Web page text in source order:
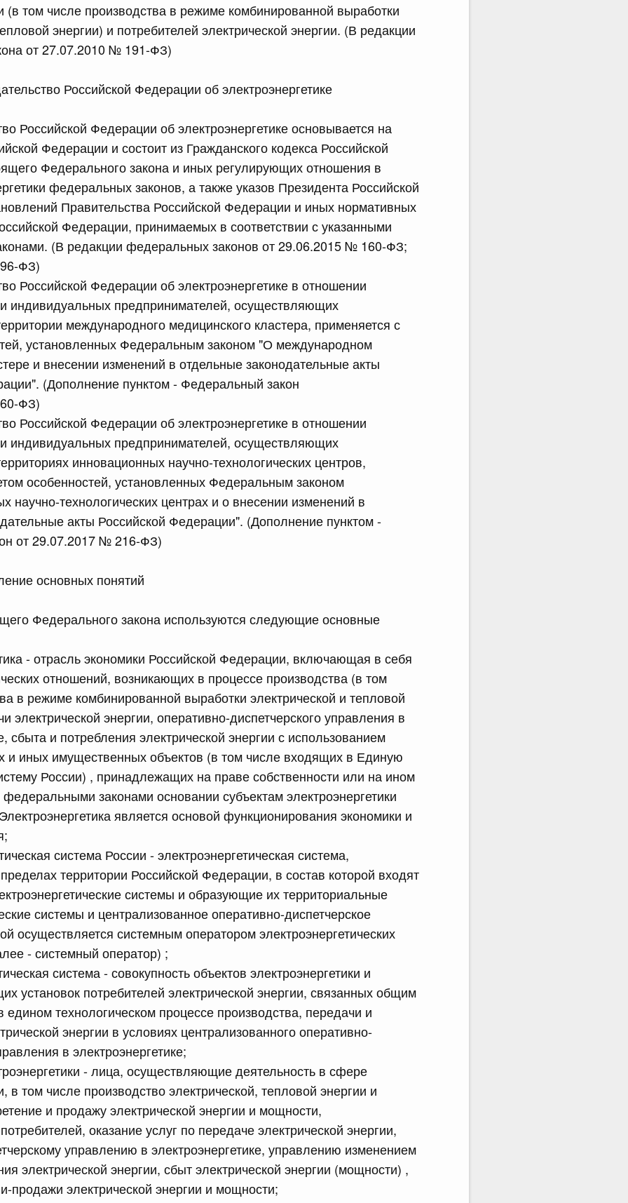
(в том числе производства в режиме комбинированной выработки
энергии) и потребителей электрической энергии. (В редакции
от 27.07.2010 № 191-ФЗ)
Российской Федерации об электроэнергетике
Российской Федерации об электроэнергетике основывается на
Федерации и состоит из Гражданского кодекса Российской
Федерального закона и иных регулирующих отношения в
федеральных законов, а также указов Президента Российской
Правительства Российской Федерации и иных нормативных
Федерации, принимаемых в соответствии с указанными
(В редакции федеральных законов от 29.06.2015 № 160-ФЗ;
ФЗ)
Российской Федерации об электроэнергетике в отношении
индивидуальных предпринимателей, осуществляющих
международного медицинского кластера, применяется с
установленных Федеральным законом "О международном
и внесении изменений в отдельные законодательные акты
(Дополнение пунктом - Федеральный закон
ФЗ)
Российской Федерации об электроэнергетике в отношении
индивидуальных предпринимателей, осуществляющих
инновационных научно-технологических центров,
особенностей, установленных Федеральным законом
научно-технологических центрах и о внесении изменений в
акты Российской Федерации". (Дополнение пунктом -
от 29.07.2017 № 216-ФЗ)
основных понятий
Федерального закона используются следующие основные
- отрасль экономики Российской Федерации, включающая в себя
отношений, возникающих в процессе производства (в том
в режиме комбинированной выработки электрической и тепловой
электрической энергии, оперативно-диспетчерского управления в
сбыта и потребления электрической энергии с использованием
и иных имущественных объектов (в том числе входящих в Единую
России) , принадлежащих на праве собственности или на ином
законами основании субъектам электроэнергетики
является основой функционирования экономики и
система России - электроэнергетическая система,
территории Российской Федерации, в состав которой входят
системы и образующие их территориальные
системы и централизованное оперативно-диспетчерское
осуществляется системным оператором электроэнергетических
- системный оператор) ;
система - совокупность объектов электроэнергетики и
установок потребителей электрической энергии, связанных общим
технологическом процессе производства, передачи и
энергии в условиях централизованного оперативно-
в электроэнергетике;
- лица, осуществляющие деятельность в сфере
в том числе производство электрической, тепловой энергии и
и продажу электрической энергии и мощности,
оказание услуг по передаче электрической энергии,
управлению в электроэнергетике, управлению изменением
электрической энергии, сбыт электрической энергии (мощности) ,
продажи электрической энергии и мощности;
Федерации от 22.07.2026 г. № 925
Российской Федерации
Федерации от 22.07.2026 г. № 922
Российской Федерации в сфере
июля, вторник
Федерации от 21.07.2026 г. № 917
Российской Федерации от 27 октября 2021
Федерации от 21.07.2026 г. № 916
Российской Федерации от 25 ноября 2025
Федерации от 21.07.2026 г. № 918
Российской Федерации от 29 июня 2021 г.
Федерации от 21.07.2026 г. № 920
Российской Федерации от 30 сентября
Федерации от 21.07.2026 г. № 919
Российской Федерации от 12 марта 2022 г.
понедельник
Федерации от 20.07.2026 г. № 915
Российской Федерации от 1 декабря 2021
июля, суббота
Федерации от 18.07.2026 г. № 906
Российской Федерации от 27 апреля 2024
Федерации от 18.07.2026 г. № 904
Федерации от 18.07.2026 г. № 909
Федерации от 18.07.2026 г. № 908
детективом Федеральной службы войск
(территориального органа), предоставившей
деятельности, о заключении договора на
сыскных услуг
Федерации от 18.07.2026 г. № 910
Российской Федерации
1